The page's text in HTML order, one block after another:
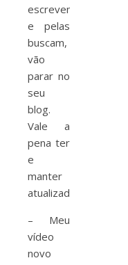
escrevem
e pelas
buscam,
vão
parar no
seu
blog.
Vale a
pena ter
e
manter
atualizado.
– Meu
vídeo
novo